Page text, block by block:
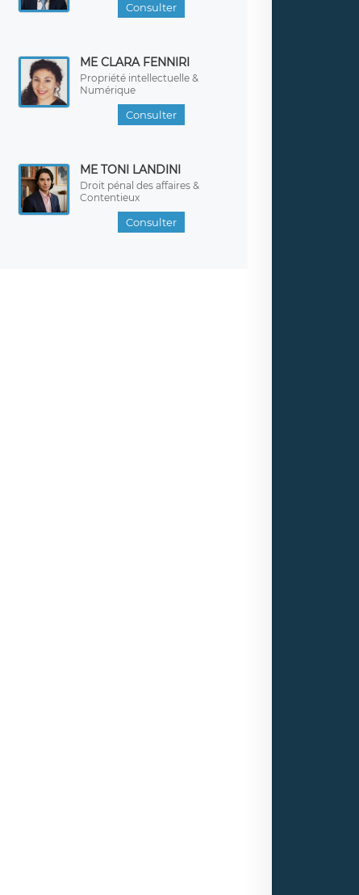
Consulter
ME CLARA FENNIRI
Propriété intellectuelle &
Numérique
Consulter
ME TONI LANDINI
Droit pénal des affaires &
Contentieux
Consulter